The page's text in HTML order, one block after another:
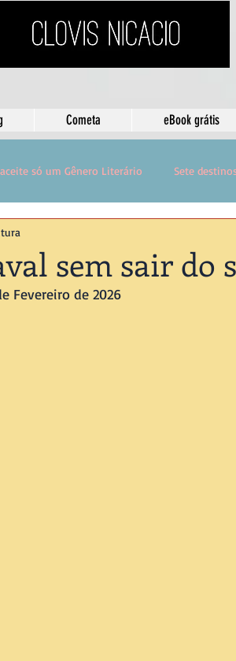
Cometa eBook grátis
só um Gênero Literário Sete
sem sair do
Fevereiro de 2026